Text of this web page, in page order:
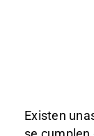
Existen